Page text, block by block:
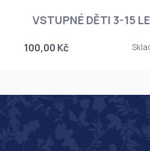
VSTUPNÉ DĚTI 3-15
100,00 Kč